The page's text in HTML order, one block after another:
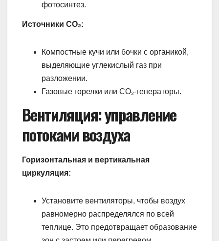
фотосинтез.
Источники CO₂:
Компостные кучи или бочки с органикой,
выделяющие углекислый газ при
разложении.
Газовые горелки или CO₂-генераторы.
Вентиляция: управление
потоками воздуха
Горизонтальная и вертикальная
циркуляция:
Установите вентиляторы, чтобы воздух
равномерно распределялся по всей
теплице. Это предотвращает образование